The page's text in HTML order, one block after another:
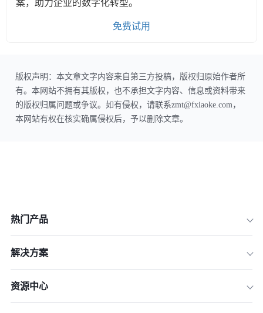
案，助力企业的数字化转型。
免费试用
版权声明：本文章文字内容来自第三方投稿，版权归原始作者所
有。本网站不拥有其版权，也不承担文字内容、信息或资料带来
的版权归属问题或争议。如有侵权，请联系zmt@fxiaoke.com，
本网站有权在核实确属侵权后，予以删除文章。
热门产品
解决方案
资源中心